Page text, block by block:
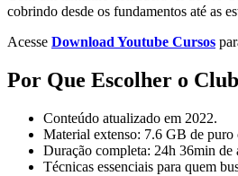
cobrindo desde os fundamentos até as
Acesse Download Youtube Cursos
Por Que Escolher o
Conteúdo atualizado em 2022.
Material extenso: 7.6 GB de puro
Duração completa: 24h 36min de
Técnicas essenciais para quem